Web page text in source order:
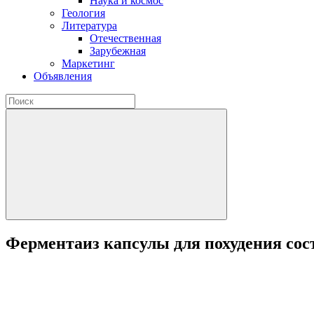
Геология
Литература
Отечественная
Зарубежная
Маркетинг
Объявления
Ферментаиз капсулы для похудения